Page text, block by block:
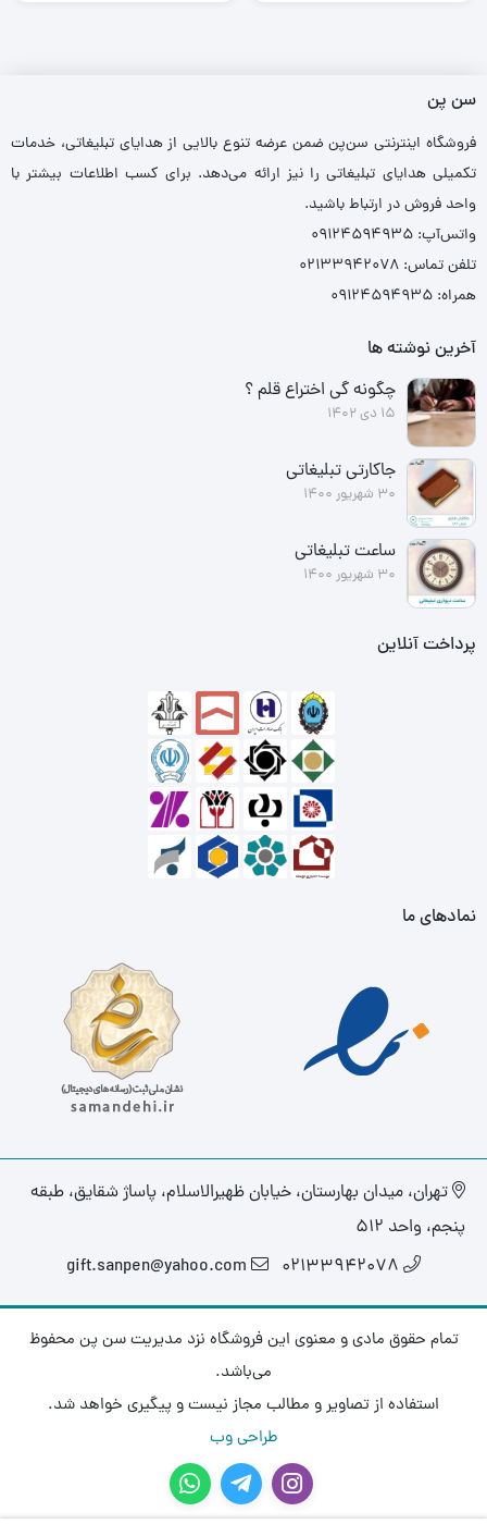
سن پن
فروشگاه اینترنتی سن‌پن ضمن عرضه تنوع بالایی از هدایای تبلیغاتی، خدمات
تکمیلی هدایای تبلیغاتی را نیز ارائه می‌دهد. برای کسب اطلاعات بیشتر با
واحد فروش در ارتباط باشید.
واتس‌آپ: ۰۹۱۲۴۵۹۴۹۳۵
تلفن تماس: ۰۲۱۳۳۹۴۲۰۷۸
همراه: ۰۹۱۲۴۵۹۴۹۳۵
آخرین نوشته ها
چگونه گی اختراع قلم ؟
15 دی 1402
جاکارتی تبلیغاتی
30 شهریور 1400
ساعت تبلیغاتی
30 شهریور 1400
پرداخت آنلاین
نمادهای ما
تهران، میدان بهارستان، خیابان ظهیرالاسلام، پاساژ شقایق، طبقه
پنجم، واحد ۵۱۲
02133942078
gift.sanpen@yahoo.com
تمام حقوق مادی و معنوی این فروشگاه نزد مدیریت سن پن محفوظ
می‌باشد.
استفاده از تصاویر و مطالب مجاز نیست و پیگیری خواهد شد.
طراحی وب